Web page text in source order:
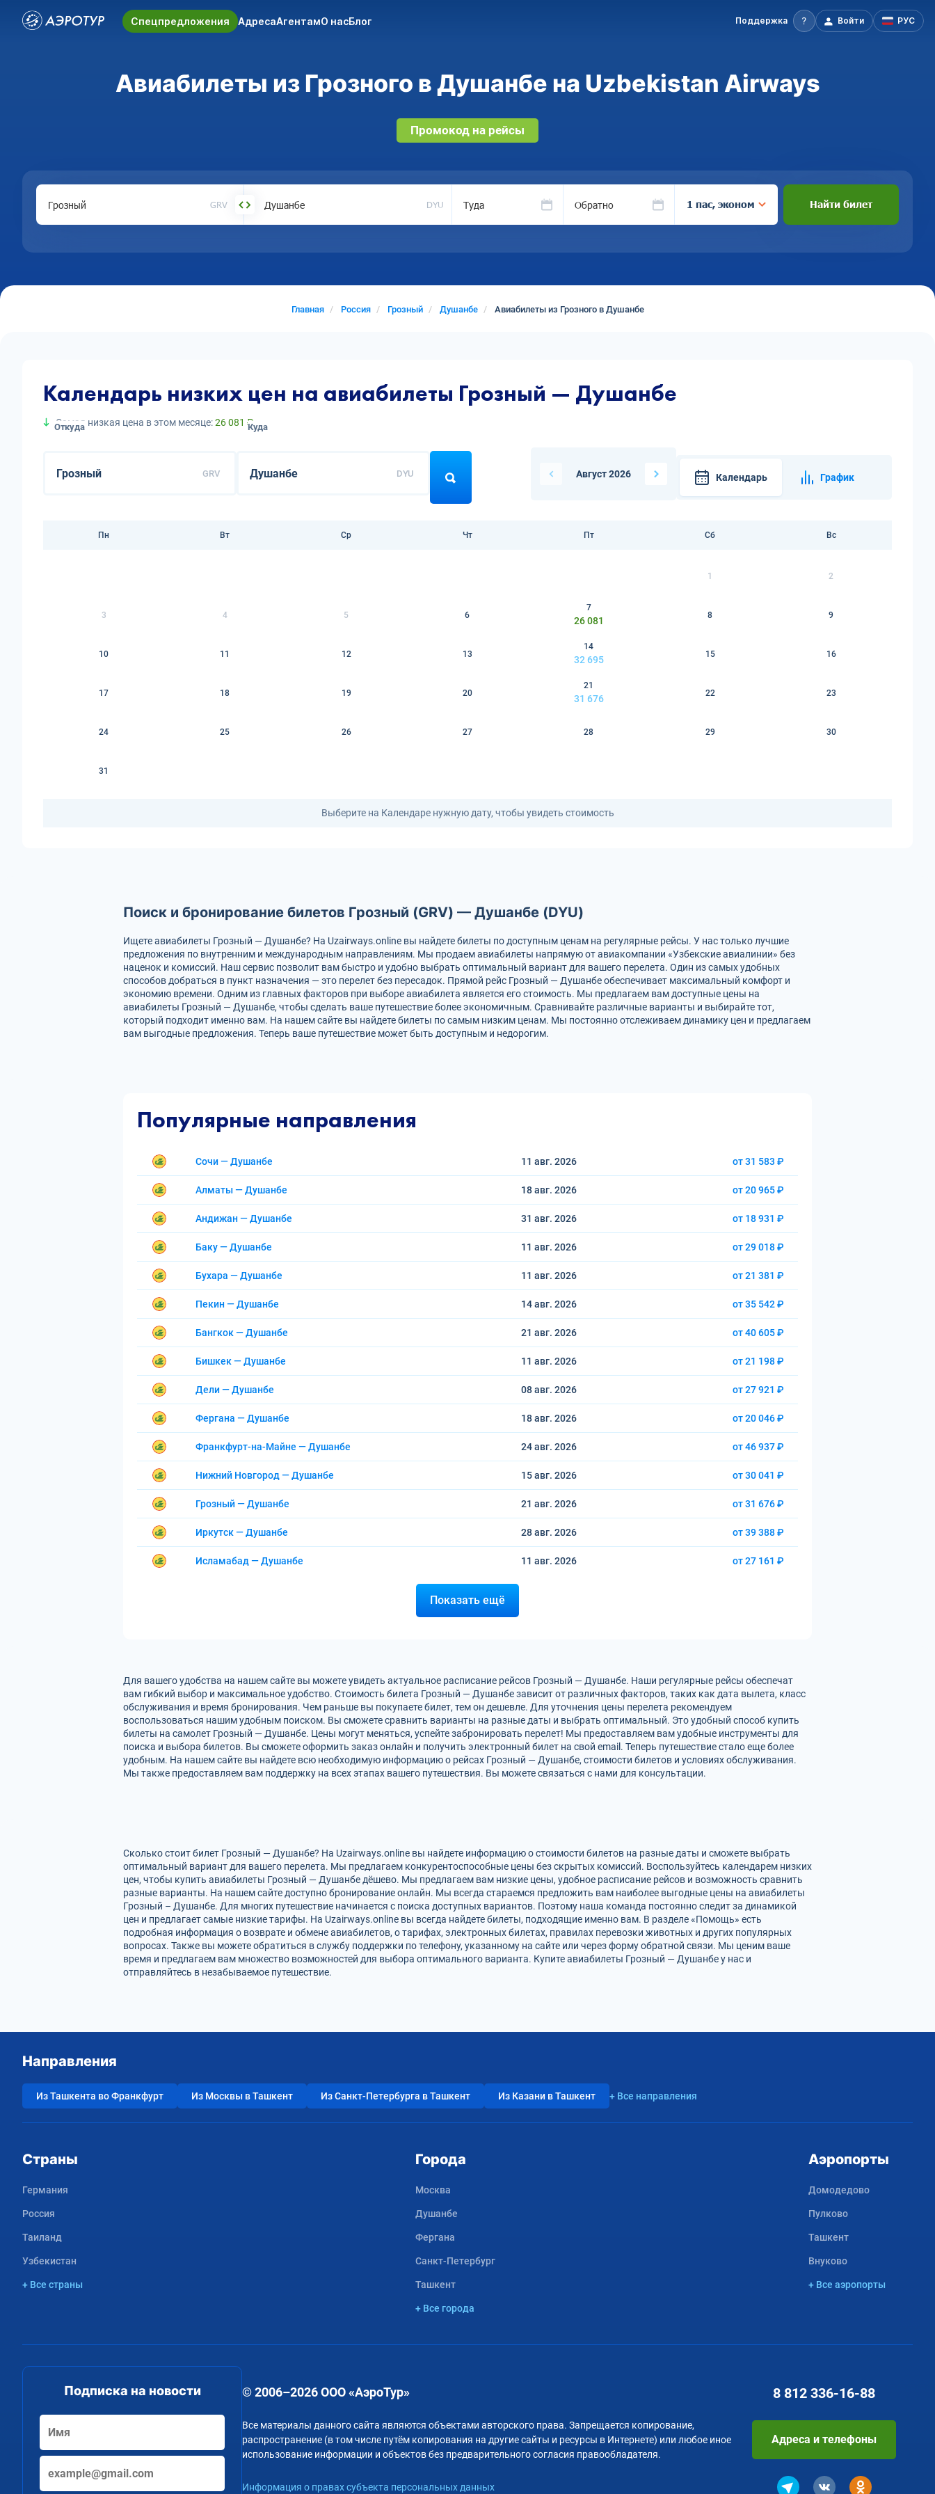
Спецпредложения АдресаАгентамО насБлог Поддержка Войти РУС
Авиабилеты из Грозного в Душанбе на Uzbekistan Airways
Промокод на рейсы
GRV DYU Туда Обратно 1 пас, эконом Найти билет
Главная Россия Грозный Душанбе Авиабилеты из Грозного в Душанбе
Календарь низких цен на авиабилеты Грозный — Душанбе
Самая низкая цена в этом месяце:26 081 ₽
Откуда
GRV
Куда
DYU Август 2026 Календарь График
Пн Вт Ср Чт Пт Сб Вс
1 2
3 4 5 6
7
26 081
8 9
10 11 12 13
14
32 695
15 16
17 18 19 20
21
31 676
22 23
24 25 26 27 28 29 30
31
Выберите на Календаре нужную дату, чтобы увидеть стоимость
Поиск и бронирование билетов Грозный (GRV) — Душанбе (DYU)
Ищете авиабилеты Грозный — Душанбе? На Uzairways.online вы найдете билеты по доступным ценам на регулярные рейсы. У нас только лучшие
предложения по внутренним и международным направлениям. Мы продаем авиабилеты напрямую от авиакомпании «Узбекские авиалинии» без
наценок и комиссий. Наш сервис позволит вам быстро и удобно выбрать оптимальный вариант для вашего перелета. Один из самых удобных
способов добраться в пункт назначения — это перелет без пересадок. Прямой рейс Грозный — Душанбе обеспечивает максимальный комфорт и
экономию времени. Одним из главных факторов при выборе авиабилета является его стоимость. Мы предлагаем вам доступные цены на
авиабилеты Грозный — Душанбе, чтобы сделать ваше путешествие более экономичным. Сравнивайте различные варианты и выбирайте тот,
который подходит именно вам. На нашем сайте вы найдете билеты по самым низким ценам. Мы постоянно отслеживаем динамику цен и предлагаем
вам выгодные предложения. Теперь ваше путешествие может быть доступным и недорогим.
Популярные направления
Сочи — Душанбе 11 авг. 2026 от 31 583 ₽
Алматы — Душанбе 18 авг. 2026 от 20 965 ₽
Андижан — Душанбе 31 авг. 2026 от 18 931 ₽
Баку — Душанбе 11 авг. 2026 от 29 018 ₽
Бухара — Душанбе 11 авг. 2026 от 21 381 ₽
Пекин — Душанбе 14 авг. 2026 от 35 542 ₽
Бангкок — Душанбе 21 авг. 2026 от 40 605 ₽
Бишкек — Душанбе 11 авг. 2026 от 21 198 ₽
Дели — Душанбе 08 авг. 2026 от 27 921 ₽
Фергана — Душанбе 18 авг. 2026 от 20 046 ₽
Франкфурт-на-Майне — Душанбе 24 авг. 2026 от 46 937 ₽
Нижний Новгород — Душанбе 15 авг. 2026 от 30 041 ₽
Грозный — Душанбе 21 авг. 2026 от 31 676 ₽
Иркутск — Душанбе 28 авг. 2026 от 39 388 ₽
Исламабад — Душанбе 11 авг. 2026 от 27 161 ₽
Показать ещё
Для вашего удобства на нашем сайте вы можете увидеть актуальное расписание рейсов Грозный — Душанбе. Наши регулярные рейсы обеспечат
вам гибкий выбор и максимальное удобство. Стоимость билета Грозный — Душанбе зависит от различных факторов, таких как дата вылета, класс
обслуживания и время бронирования. Чем раньше вы покупаете билет, тем он дешевле. Для уточнения цены перелета рекомендуем
воспользоваться нашим удобным поиском. Вы сможете сравнить варианты на разные даты и выбрать оптимальный. Это удобный способ купить
билеты на самолет Грозный — Душанбе. Цены могут меняться, успейте забронировать перелет! Мы предоставляем вам удобные инструменты для
поиска и выбора билетов. Вы сможете оформить заказ онлайн и получить электронный билет на свой email. Теперь путешествие стало еще более
удобным. На нашем сайте вы найдете всю необходимую информацию о рейсах Грозный — Душанбе, стоимости билетов и условиях обслуживания.
Мы также предоставляем вам поддержку на всех этапах вашего путешествия. Вы можете связаться с нами для консультации.
Сколько стоит билет Грозный — Душанбе? На Uzairways.online вы найдете информацию о стоимости билетов на разные даты и сможете выбрать
оптимальный вариант для вашего перелета. Мы предлагаем конкурентоспособные цены без скрытых комиссий. Воспользуйтесь календарем низких
цен, чтобы купить авиабилеты Грозный — Душанбе дёшево. Мы предлагаем вам низкие цены, удобное расписание рейсов и возможность сравнить
разные варианты. На нашем сайте доступно бронирование онлайн. Мы всегда стараемся предложить вам наиболее выгодные цены на авиабилеты
Грозный – Душанбе. Для многих путешествие начинается с поиска доступных вариантов. Поэтому наша команда постоянно следит за динамикой
цен и предлагает самые низкие тарифы. На Uzairways.online вы всегда найдете билеты, подходящие именно вам. В разделе «Помощь» есть
подробная информация о возврате и обмене авиабилетов, о тарифах, электронных билетах, правилах перевозки животных и других популярных
вопросах. Также вы можете обратиться в службу поддержки по телефону, указанному на сайте или через форму обратной связи. Мы ценим ваше
время и предлагаем вам множество возможностей для выбора оптимального варианта. Купите авиабилеты Грозный — Душанбе у нас и
отправляйтесь в незабываемое путешествие.
Направления
Из Ташкента во Франкфурт Из Москвы в Ташкент Из Санкт-Петербурга в Ташкент Из Казани в Ташкент + Все направления
Страны
Германия
Россия
Таиланд
Узбекистан
+ Все страны
Города
Москва
Душанбе
Фергана
Санкт-Петербург
Ташкент
+ Все города
Аэропорты
Домодедово
Пулково
Ташкент
Внуково
+ Все аэропорты
Подписка на новости © 2006–2026 ООО «АэроТур»
Все материалы данного сайта являются объектами авторского права. Запрещается копирование,
распространение (в том числе путём копирования на другие сайты и ресурсы в Интернете) или любое иное
использование информации и объектов без предварительного согласия правообладателя.
Информация о правах субъекта персональных данных
8 812 336-16-88
Адреса и телефоны